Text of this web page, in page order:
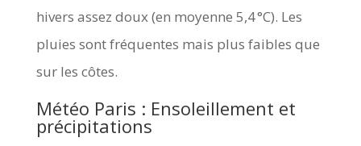
hivers assez doux (en moyenne 5,4 °C). Les
pluies sont fréquentes mais plus faibles que
sur les côtes.
Météo Paris : Ensoleillement et
précipitations